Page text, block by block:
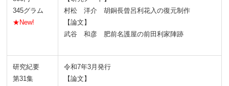
345グラム
★New!
村松 洋介 胡銅長曾呂利花入の復元制作
【論文】
武谷 和彦 肥前名護屋の前田利家陣跡
研究紀要
第31集
令和7年3月発行
【論文】